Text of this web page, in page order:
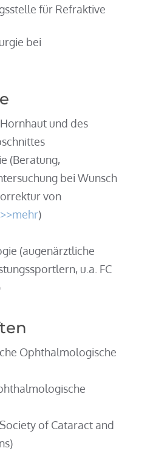
für Refraktive
bei
und des
(Beratung,
bei Wunsch
von
)
(augenärztliche
u.a. FC
Ophthalmologische
of Cataract and